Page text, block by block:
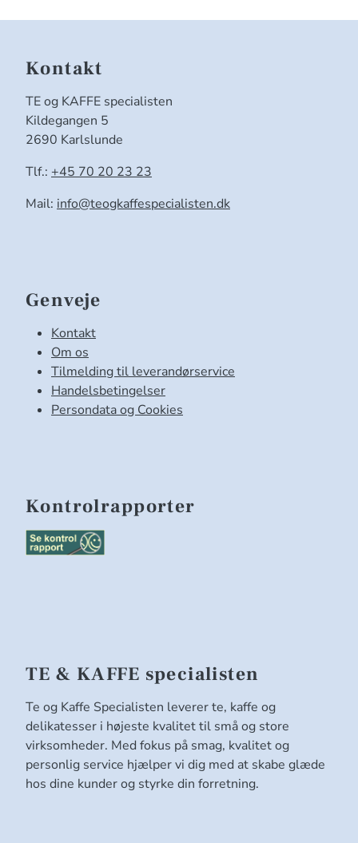
Kontakt
TE og KAFFE specialisten
Kildegangen 5
2690 Karlslunde
Tlf.: +45 70 20 23 23
Mail: info@teogkaffespecialisten.dk
Genveje
Kontakt
Om os
Tilmelding til leverandørservice
Handelsbetingelser
Persondata og Cookies
Kontrolrapporter
TE & KAFFE specialisten
Te og Kaffe Specialisten leverer te, kaffe og
delikatesser i højeste kvalitet til små og store
virksomheder. Med fokus på smag, kvalitet og
personlig service hjælper vi dig med at skabe glæde
hos dine kunder og styrke din forretning.